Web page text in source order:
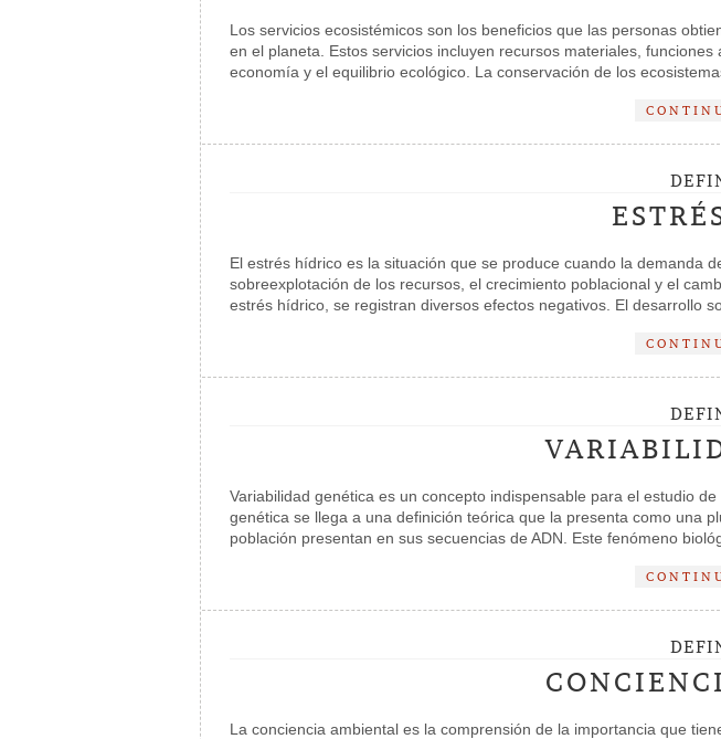
Los servicios ecosistémicos son los beneficios que las personas
en el planeta. Estos servicios incluyen recursos materiales,
economía y el equilibrio ecológico. La conservación de los
El estrés hídrico es la situación que se produce cuando la demanda
sobreexplotación de los recursos, el crecimiento poblacional y el
estrés hídrico, se registran diversos efectos negativos. El desarrollo
Variabilidad genética es un concepto indispensable para el estudio
genética se llega a una definición teórica que la presenta como una
población presentan en sus secuencias de ADN. Este fenómeno
La conciencia ambiental es la comprensión de la importancia que